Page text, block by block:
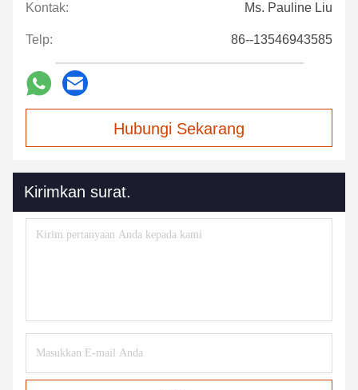
Kontak: Ms. Pauline Liu
Telp: 86--13546943585
Hubungi Sekarang
Kirimkan surat.